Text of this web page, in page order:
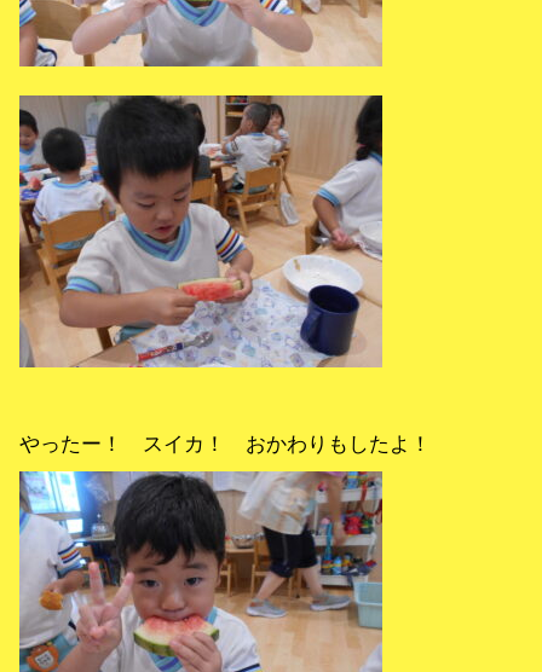
やったー！ スイカ！ おかわりもしたよ！